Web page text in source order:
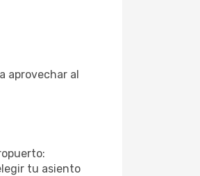
aprovechar al
tu asiento